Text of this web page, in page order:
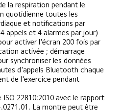
la respiration pendant le
quotidienne toutes les
et notifications par
appels et 4 alarmes par jour)
activer l'écran 200 fois par
activée ; démarrage
synchroniser les données
d'appels Bluetooth chaque
de l'exercice pendant
22810:2010 avec le rapport
La montre peut être